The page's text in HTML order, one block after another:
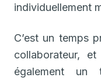
individuellement
C’est un temps
collaborateur,
également un